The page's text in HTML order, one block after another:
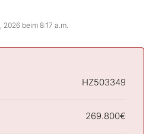
beim 8:17 a.m.
HZ503349
269.800€